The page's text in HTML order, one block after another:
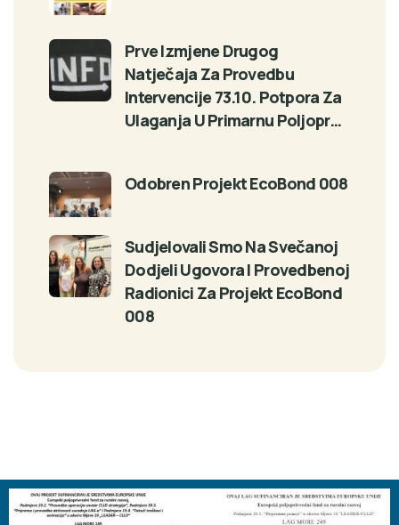
Prve Izmjene Drugog
Natječaja Za Provedbu
Intervencije 73.10. Potpora Za
Ulaganja U Primarnu Poljopr…
Odobren Projekt EcoBond 008
Sudjelovali Smo Na Svečanoj
Dodjeli Ugovora I Provedbenoj
Radionici Za Projekt EcoBond
008